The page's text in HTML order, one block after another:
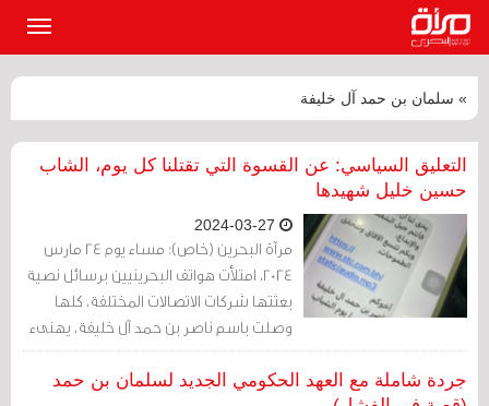
» سلمان بن حمد آل خليفة
التعليق السياسي: عن القسوة التي تقتلنا كل يوم، الشاب
حسين خليل شهيدها
مرآة البحرين (خاص): مساء يوم 24 مارس
2024، امتلأت هواتف البحرينيين برسائل نصية
بعثتها شركات الاتصالات المختلفة، كلها
وصلت باسم ناصر بن حمد آل خليفة، يهنىء
فيها بيوم الشباب قائلا"يحق لنا الفخر بكم،
فأنتم جيل الشغف والإبداع" بعد ساعات من
جردة شاملة مع العهد الحكومي الجديد لسلمان بن حمد